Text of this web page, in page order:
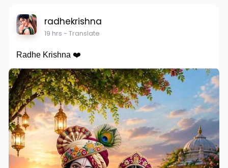
radhekrishna
19 hrs - Translate
Radhe Krishna ❤️